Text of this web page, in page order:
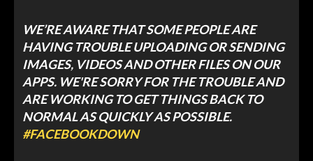
WE’RE AWARE THAT SOME PEOPLE ARE
HAVING TROUBLE UPLOADING OR SENDING
IMAGES, VIDEOS AND OTHER FILES ON OUR
APPS. WE'RE SORRY FOR THE TROUBLE AND
ARE WORKING TO GET THINGS BACK TO
NORMAL AS QUICKLY AS POSSIBLE.
#FACEBOOKDOWN